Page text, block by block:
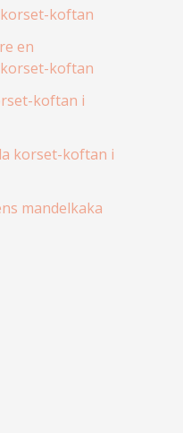
koftan
en
koftan
koftan i
korset-koftan i
mandelkaka